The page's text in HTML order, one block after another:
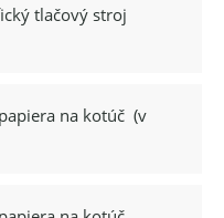
tlačový stroj
na kotúč (v